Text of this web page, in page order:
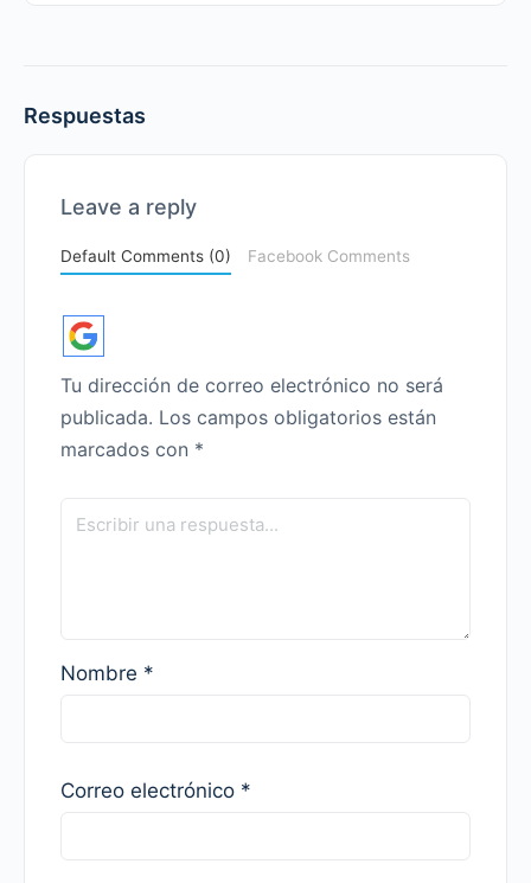
Respuestas
Leave a reply
Default Comments (0) Facebook Comments
Tu dirección de correo electrónico no será
publicada. Los campos obligatorios están
marcados con *
Nombre *
Correo electrónico *